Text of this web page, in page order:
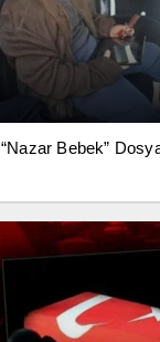
“Nazar Bebek”